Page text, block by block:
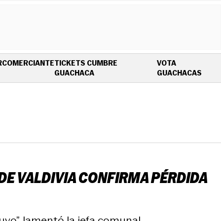
COMERCIANTETICKETS CUMBRE
GUACHACAOPENS IN NEW WINDOW
VOTA
GUACHACAS
VALDIVIA CONFIRMA PÉRDIDA